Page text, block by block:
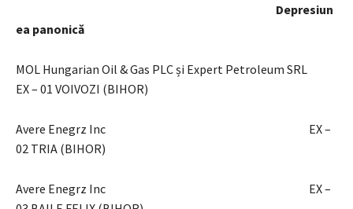
Depresiun
ea panonică
MOL Hungarian Oil & Gas PLC și Expert Petroleum SRL
EX – 01 VOIVOZI (BIHOR)
Avere Enegrz Inc EX –
02 TRIA (BIHOR)
Avere Enegrz Inc EX –